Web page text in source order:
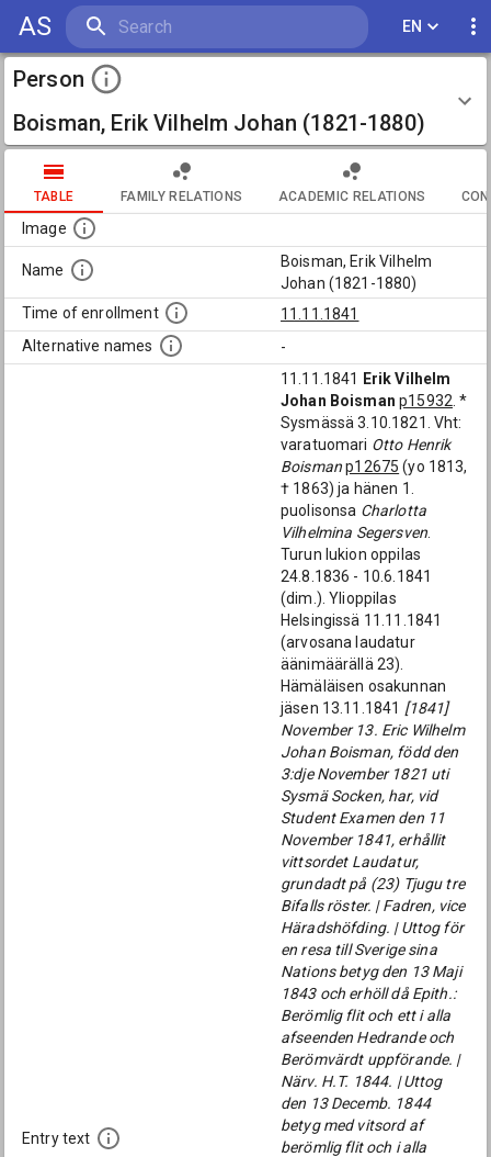
AS EN
Person
Boisman, Erik Vilhelm Johan (1821-1880)
TABLE FAMILY RELATIONS ACADEMIC RELATIONS
Image
Name
Boisman, Erik Vilhelm
Johan (1821-1880)
Time of enrollment
11.11.1841
Alternative names
-
Entry text
11.11.1841
Erik Vilhelm
Johan Boisman p15932 . *
Sysmässä 3.10.1821. Vht:
varatuomari Otto Henrik
Boisman p12675 (yo 1813,
† 1863) ja hänen 1.
puolisonsa Charlotta
Vilhelmina Segersven
Turun lukion oppilas
24.8.1836 - 10.6.1841
(dim.). Ylioppilas
Helsingissä 11.11.1841
(arvosana laudatur
äänimäärällä 23).
Hämäläisen osakunnan
jäsen 13.11.1841 [1841]
November 13. Eric Wilhelm
Johan Boisman, född den
3:dje November 1821 uti
Sysmä Socken, har, vid
Student Examen den 11
November 1841, erhållit
vittsordet Laudatur,
grundadt på (23) Tjugu tre
Bifalls röster. | Fadren, vice
Häradshöfding. | Uttog för
en resa till Sverige sina
Nations betyg den 13 Maji
1843 och erhöll då Epith.:
Berömlig flit och ett i alla
afseenden Hedrande och
Berömvärdt uppförande. |
Närv. H.T. 1844. | Uttog
den 13 Decemb. 1844
betyg med vitsord af
berömlig flit och i alla